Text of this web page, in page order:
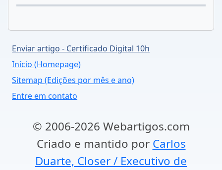
Enviar artigo - Certificado Digital 10h
Início (Homepage)
Sitemap (Edições por mês e ano)
Entre em contato
© 2006-2026 Webartigos.com
Criado e mantido por Carlos
Duarte, Closer / Executivo de